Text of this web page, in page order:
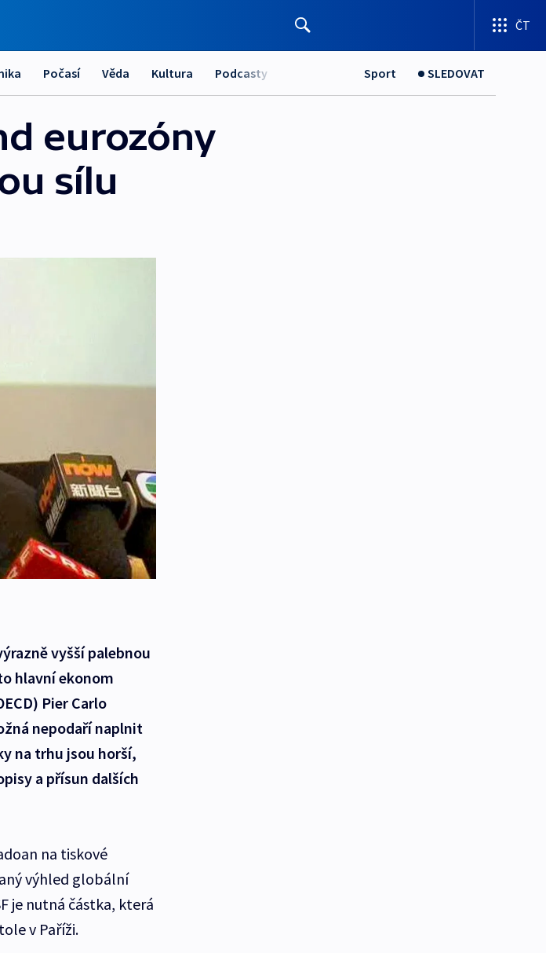
ČT
Počasí Věda Kultura Podcasty Sport SLEDOVAT
eurozóny
sílu
vyšší palebnou
hlavní ekonom
Pier Carlo
nepodaří naplnit
na trhu jsou horší,
a přísun dalších
na tiskové
výhled globální
je nutná částka, která
v Paříži.